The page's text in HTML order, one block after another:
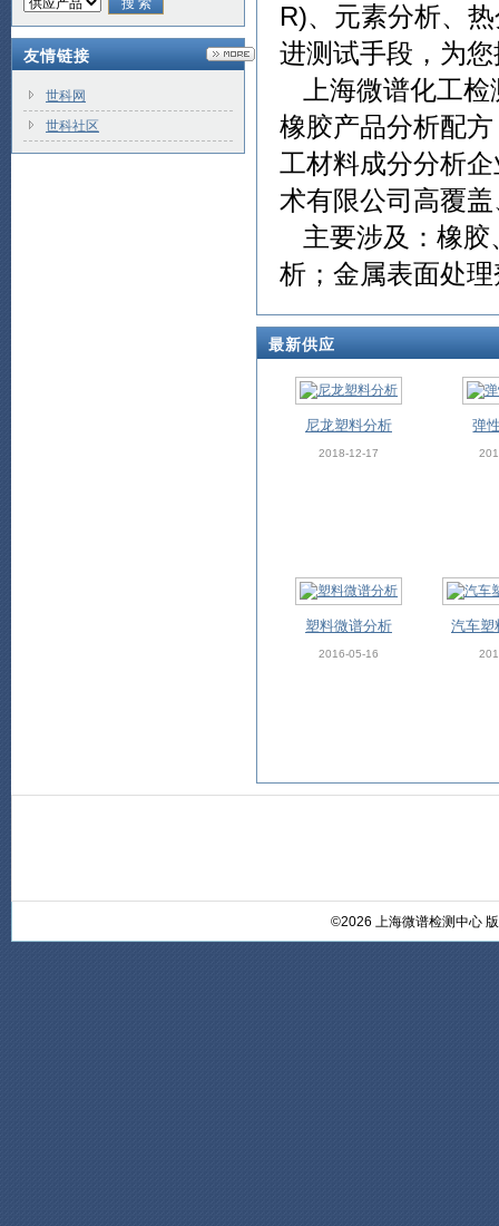
友情链接
世科网
世科社区
R)、元素分析、
进测试手段，为
上海微谱化工检
橡胶产品分析配
工材料成分分析
术有限公司高覆
主要涉及：橡胶
析；金属表面处
最新供应
尼龙塑料分析
2018-12-17
弹
塑料微谱分析
2016-05-16
汽车塑
©2026 上海微谱检测中心